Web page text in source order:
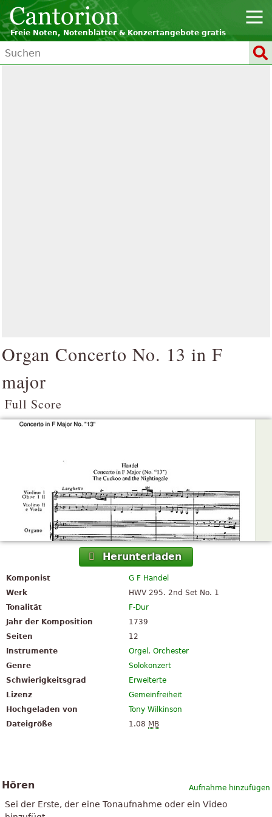
Freie Noten, Notenblätter & Konzertangebote gratis
Organ Concerto No. 13 in F
major
Full Score
Herunterladen
Komponist
G F Handel
Werk
HWV 295. 2nd Set No. 1
Tonalität
F-Dur
Jahr der Komposition
1739
Seiten
12
Instrumente
Orgel ,Orchester
Genre
Solokonzert
Schwierigkeitsgrad
Erweiterte
Lizenz
Gemeinfreiheit
Hochgeladen von
Tony Wilkinson
Dateigröße
1.08 MB
Aufnahme hinzufügen
Hören
Sei der Erste, der eine Tonaufnahme oder ein Video